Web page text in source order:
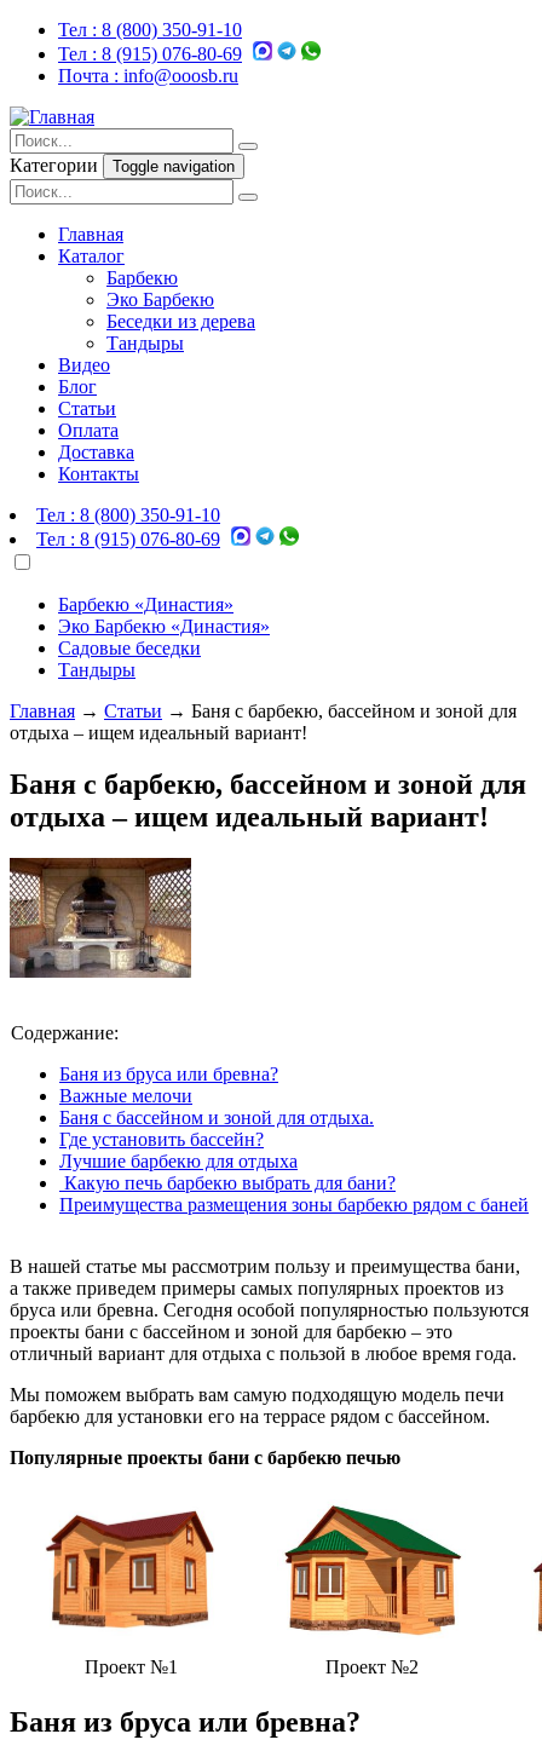
Тел : 8 (800) 350-91-10
Тел : 8 (915) 076-80-69
Почта : info@ooosb.ru
Категории Toggle navigation
Главная
Каталог
Барбекю
Эко Барбекю
Беседки из дерева
Тандыры
Видео
Блог
Статьи
Оплата
Доставка
Контакты
Тел : 8 (800) 350-91-10
Тел : 8 (915) 076-80-69
Барбекю «Династия»
Эко Барбекю «Династия»
Садовые беседки
Тандыры
Главная → Статьи → Баня с барбекю, бассейном и зоной для
отдыха – ищем идеальный вариант!
Баня с барбекю, бассейном и зоной для
отдыха – ищем идеальный вариант!
Содержание:
Баня из бруса или бревна?
Важные мелочи
Баня с бассейном и зоной для отдыха.
Где установить бассейн?
Лучшие барбекю для отдыха
Какую печь барбекю выбрать для бани?
Преимущества размещения зоны барбекю рядом с баней
В нашей статье мы рассмотрим пользу и преимущества бани,
а также приведем примеры самых популярных проектов из
бруса или бревна. Сегодня особой популярностью пользуются
проекты бани с бассейном и зоной для барбекю – это
отличный вариант для отдыха с пользой в любое время года.
Мы поможем выбрать вам самую подходящую модель печи
барбекю для установки его на террасе рядом с бассейном.
Популярные проекты бани с барбекю печью
Проект №1 Проект №2
Баня из бруса или бревна?